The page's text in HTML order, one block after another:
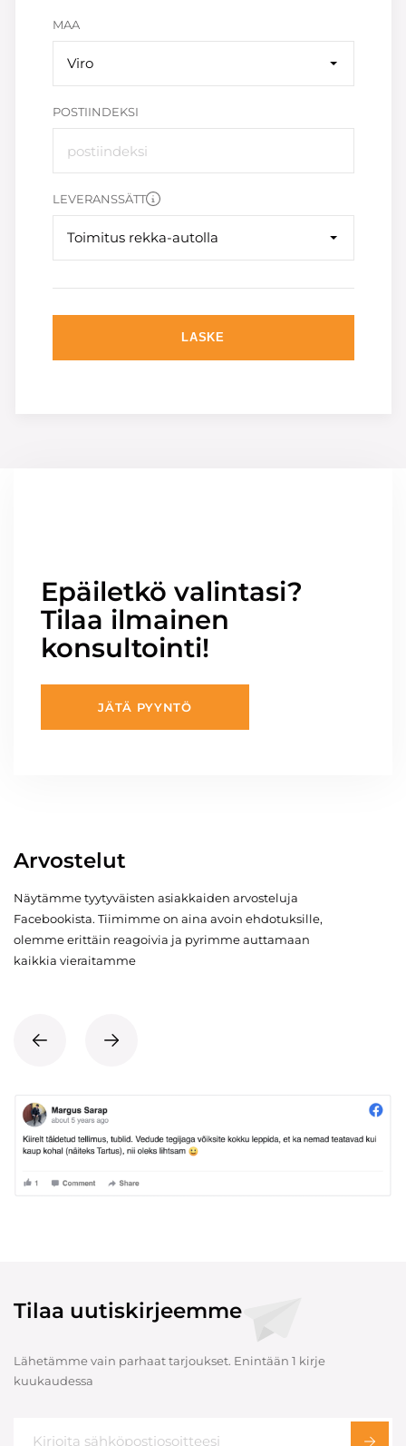
MAA
Viro
POSTIINDEKSI
LEVERANSSÄTT
Toimitus rekka-autolla
LASKE
Epäiletkö valintasi?
Tilaa ilmainen
konsultointi!
JÄTÄ PYYNTÖ
Arvostelut
Näytämme tyytyväisten asiakkaiden arvosteluja
Facebookista. Tiimimme on aina avoin ehdotuksille,
olemme erittäin reagoivia ja pyrimme auttamaan
kaikkia vieraitamme
Tilaa uutiskirjeemme
Lähetämme vain parhaat tarjoukset. Enintään 1 kirje
kuukaudessa